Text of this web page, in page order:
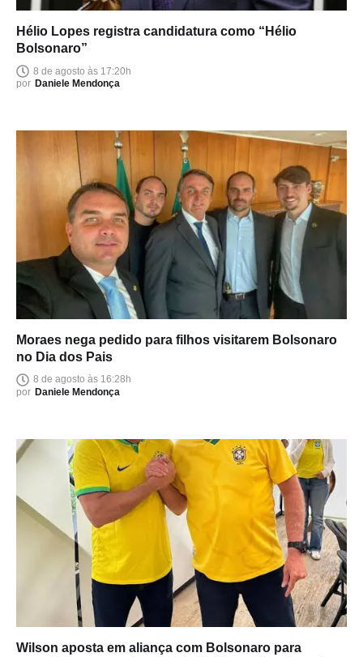
Hélio Lopes registra candidatura como “Hélio
Bolsonaro”
8 de agosto às 17:20h
por Daniele Mendonça
Moraes nega pedido para filhos visitarem Bolsonaro
no Dia dos Pais
8 de agosto às 16:28h
por Daniele Mendonça
Wilson aposta em aliança com Bolsonaro para